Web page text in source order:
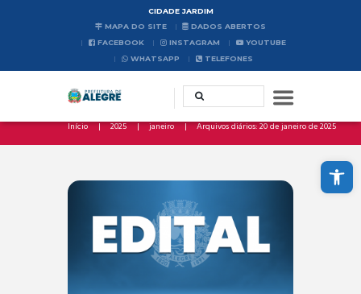
Abrir a barra de ferramentas
CIDADE JARDIM
MAPA DO SITE
DADOS ABERTOS
FACEBOOK
INSTAGRAM
YOUTUBE
WHATSAPP
TELEFONES
Início 2025 janeiro Arquivos diários: 20 de janeiro de 2025